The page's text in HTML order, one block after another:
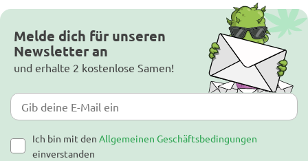
Melde dich für unseren
Newsletter an
und erhalte 2 kostenlose Samen!
Ich bin mit den Allgemeinen Geschäftsbedingungen
einverstanden